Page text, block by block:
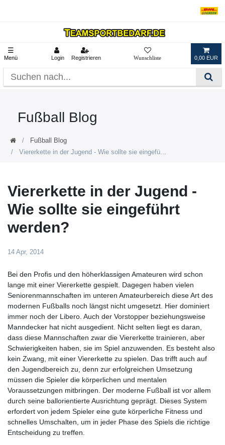
☰
Menü Login Registrieren 0,00 EUR
Fußball Blog
Fußball Blog
Viererkette in der Jugend - Wie sollte sie eingefü...
Viererkette in der Jugend -
Wie sollte sie eingeführt
werden?
14 Apr, 2014
Bei den Profis und den höherklassigen Amateuren wird schon
lange mit einer Viererkette gespielt. Dagegen haben vielen
Seniorenmannschaften im unteren Amateurbereich diese Art des
modernen Fußballs noch längst nicht umgesetzt. Hier dominiert
immer noch der Libero. Auch der Vorstopper beziehungsweise
Manndecker hat nicht ausgedient. Nicht selten liegt es daran,
dass diese Mannschaften zwar die Viererkette trainieren, aber
Schwierigkeiten haben, sie im Spiel anzuwenden. Es besteht also
kein Zwang, mit einer Viererkette zu spielen. Das trifft auch auf
den Jugendbereich zu, denn zur erfolgreichen Umsetzung
müssen die Spieler die körperlichen und mentalen
Voraussetzungen mitbringen. Der moderne Fußball ist vor allem
durch seine ballorientierte Ausrichtung geprägt. Dieses System
erfordert von jedem Spieler eine gute körperliche Fitness und
schnelles Umschalten, um in jeder Phase des Spiels die richtige
Entscheidung zu treffen.